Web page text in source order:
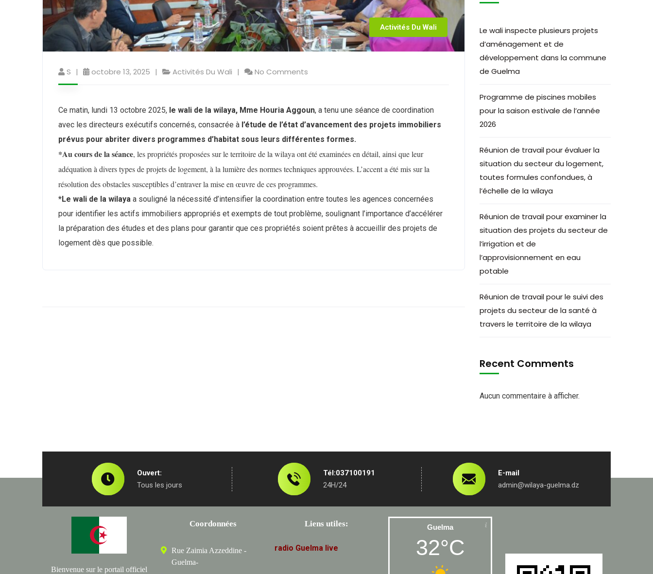
Activités Du Wali
S octobre 13, 2025 Activités Du Wali No Comments
Ce matin, lundi 13 octobre 2025, le wali de la wilaya, Mme Houria Aggoun, a tenu une séance de coordination
avec les directeurs exécutifs concernés, consacrée à l’étude de l’état d’avancement des projets immobiliers
prévus pour abriter divers programmes d’habitat sous leurs différentes formes.
*Au cours de la séance, les propriétés proposées sur le territoire de la wilaya ont été examinées en détail, ainsi que leur
adéquation à divers types de projets de logement, à la lumière des normes techniques approuvées. L’accent a été mis sur la
résolution des obstacles susceptibles d’entraver la mise en œuvre de ces programmes.
*Le wali de la wilaya a souligné la nécessité d’intensifier la coordination entre toutes les agences concernées
pour identifier les actifs immobiliers appropriés et exempts de tout problème, soulignant l’importance d’accélérer
la préparation des études et des plans pour garantir que ces propriétés soient prêtes à accueillir des projets de
logement dès que possible.
Le wali inspecte plusieurs projets
d’aménagement et de
développement dans la commune
de Guelma
Programme de piscines mobiles
pour la saison estivale de l’année
2026
Réunion de travail pour évaluer la
situation du secteur du logement,
toutes formules confondues, à
l’échelle de la wilaya
Réunion de travail pour examiner la
situation des projets du secteur de
l’irrigation et de
l’approvisionnement en eau
potable
Réunion de travail pour le suivi des
projets du secteur de la santé à
travers le territoire de la wilaya
Recent Comments
Aucun commentaire à afficher.
Ouvert:
Tous les jours
Tél:037100191
24H/24
E-mail
admin@wilaya-guelma.dz
Bienvenue sur le portail officiel
Coordonnées
Rue Zaimia Azzeddine -
Guelma-
Liens utiles:
radio Guelma live
Guelma
32°C